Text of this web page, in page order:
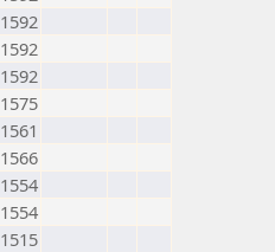
1592
1592
1592
1575
1561
1566
1554
1554
1515